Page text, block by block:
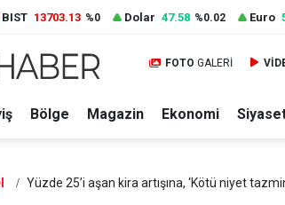
BIST 13703.13 %0 Dolar 47.58 %0.02 Euro
FOTO GALERİ
Bölge Magazin Ekonomi
Yüzde 25’i aşan kira artışına, ‘Kötü niyet